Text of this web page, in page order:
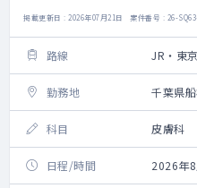
掲載更新日 : 2026年07月21日 案件番号 : 26-
路線 JR・東
勤務地 千葉県
科目 皮膚科
日程/時間 2026年